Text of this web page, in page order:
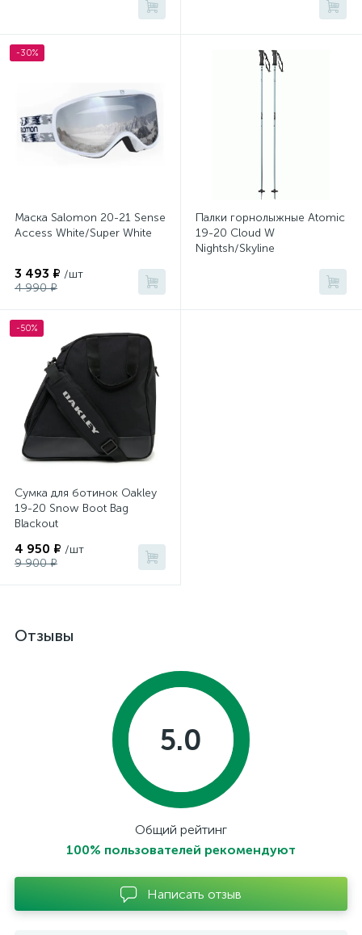
-30%
Маска Salomon 20-21 Sense
Access White/Super White
3 493 ₽ /шт
4 990 ₽
Палки горнолыжные Atomic
19-20 Cloud W
Nightsh/Skyline
-50%
Сумка для ботинок Oakley
19-20 Snow Boot Bag
Blackout
4 950 ₽ /шт
9 900 ₽
Отзывы
5.0
Общий рейтинг
100% пользователей рекомендуют
Написать отзыв